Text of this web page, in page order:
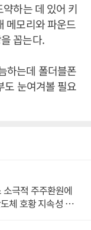
하는 데 있어 키
메모리와 파운드
꼽는다.
하는데 폴더블폰
도 눈여겨볼 필요
극적 주주환원에
체 호황 지속성 의